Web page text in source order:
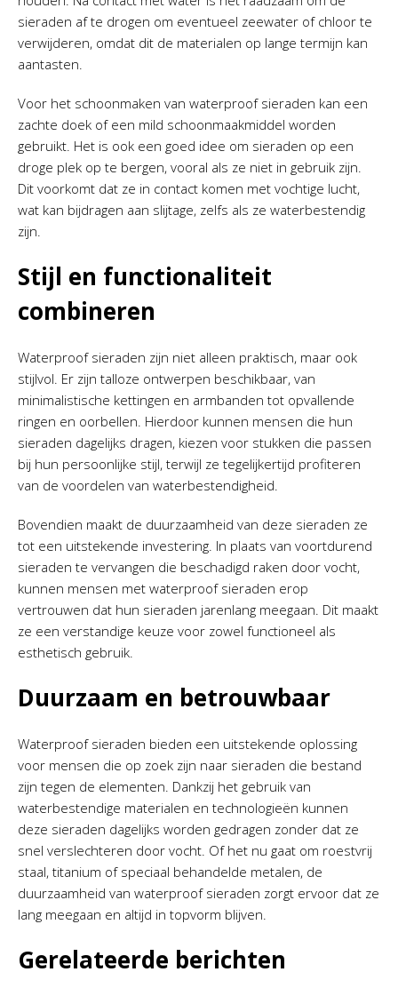
sieraden af te drogen om eventueel zeewater of chloor te
verwijderen, omdat dit de materialen op lange termijn kan
aantasten.
Voor het schoonmaken van waterproof sieraden kan een
zachte doek of een mild schoonmaakmiddel worden
gebruikt. Het is ook een goed idee om sieraden op een
droge plek op te bergen, vooral als ze niet in gebruik zijn.
Dit voorkomt dat ze in contact komen met vochtige lucht,
wat kan bijdragen aan slijtage, zelfs als ze waterbestendig
zijn.
Stijl en functionaliteit
combineren
Waterproof sieraden zijn niet alleen praktisch, maar ook
stijlvol. Er zijn talloze ontwerpen beschikbaar, van
minimalistische kettingen en armbanden tot opvallende
ringen en oorbellen. Hierdoor kunnen mensen die hun
sieraden dagelijks dragen, kiezen voor stukken die passen
bij hun persoonlijke stijl, terwijl ze tegelijkertijd profiteren
van de voordelen van waterbestendigheid.
Bovendien maakt de duurzaamheid van deze sieraden ze
tot een uitstekende investering. In plaats van voortdurend
sieraden te vervangen die beschadigd raken door vocht,
kunnen mensen met waterproof sieraden erop
vertrouwen dat hun sieraden jarenlang meegaan. Dit maakt
ze een verstandige keuze voor zowel functioneel als
esthetisch gebruik.
Duurzaam en betrouwbaar
Waterproof sieraden bieden een uitstekende oplossing
voor mensen die op zoek zijn naar sieraden die bestand
zijn tegen de elementen. Dankzij het gebruik van
waterbestendige materialen en technologieën kunnen
deze sieraden dagelijks worden gedragen zonder dat ze
snel verslechteren door vocht. Of het nu gaat om roestvrij
staal, titanium of speciaal behandelde metalen, de
duurzaamheid van waterproof sieraden zorgt ervoor dat ze
lang meegaan en altijd in topvorm blijven.
Gerelateerde berichten